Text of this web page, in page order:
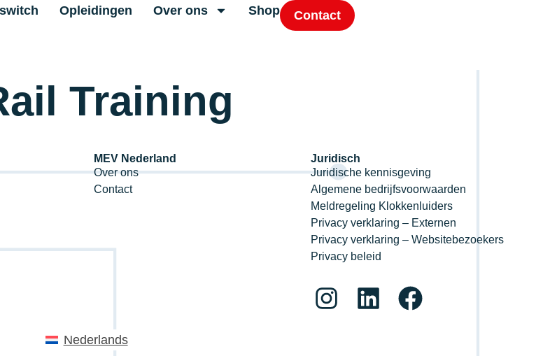
Opleidingen Over ons Shop Contact
Training
MEV Nederland
Over ons
Contact
Juridisch
Juridische kennisgeving
Algemene bedrijfsvoorwaarden
Meldregeling Klokkenluiders
Privacy verklaring – Externen
Privacy verklaring – Websitebezoekers
Privacy beleid
Nederlands